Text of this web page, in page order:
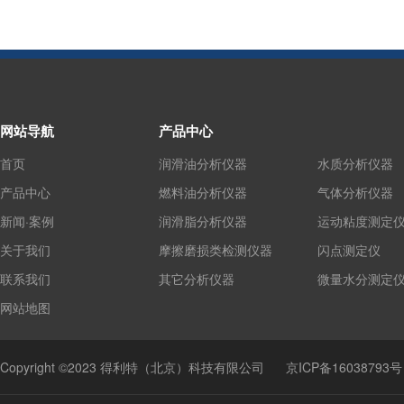
网站导航
首页
产品中心
新闻·案例
关于我们
联系我们
网站地图
产品中心
润滑油分析仪器
燃料油分析仪器
润滑脂分析仪器
摩擦磨损类检测仪器
其它分析仪器
水质分析仪器
气体分析仪器
运动粘度测定
闪点测定仪
微量水分测定
Copyright ©2023 得利特（北京）科技有限公司 京ICP备16038793号